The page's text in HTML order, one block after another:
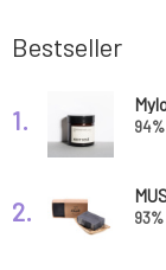
Bestseller
1. 94%
2. 93%